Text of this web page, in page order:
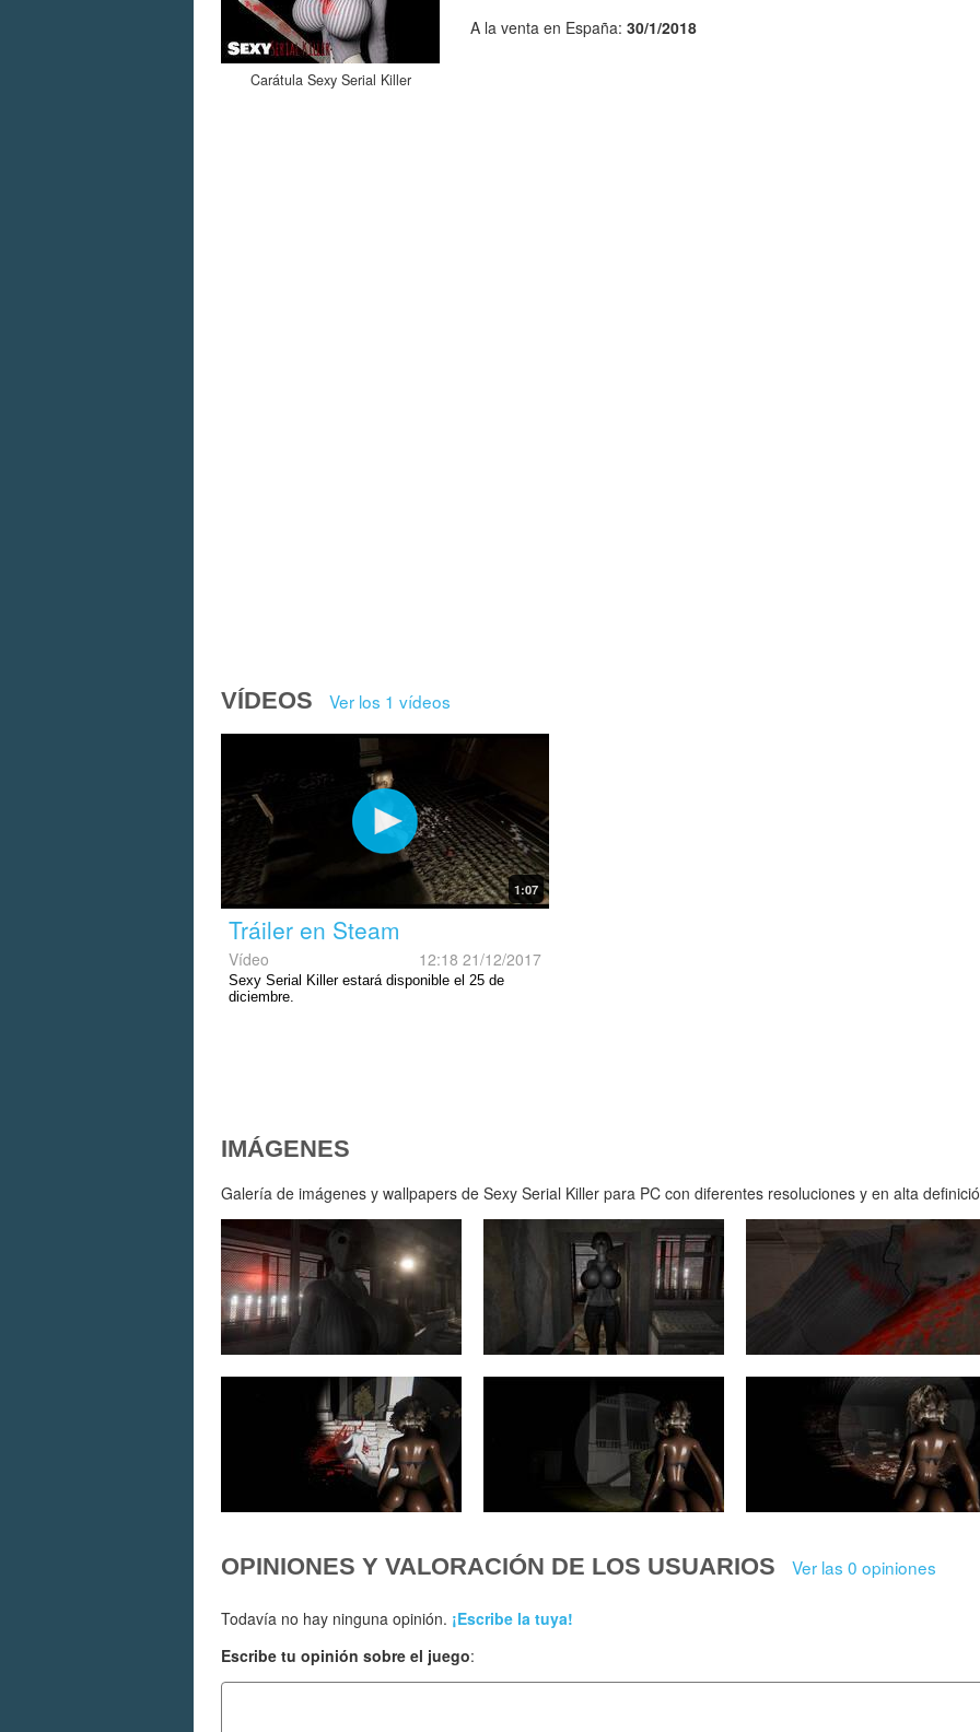
Carátula Sexy Serial Killer
A la venta en España: 30/1/2018
VÍDEOS Ver los 1 vídeos
1:07
Tráiler en Steam
Vídeo 12:18 21/12/2017
Sexy Serial Killer estará disponible el 25 de
diciembre.
IMÁGENES
Galería de imágenes y wallpapers de Sexy Serial Killer para PC con diferentes resoluciones y en alta
OPINIONES Y VALORACIÓN DE LOS USUARIOS Ver las 0 opiniones
Todavía no hay ninguna opinión. ¡Escribe la tuya!
Escribe tu opinión sobre el juego: